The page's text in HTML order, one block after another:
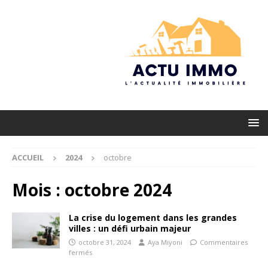
ACCUEIL 2024 octobre
Mois : octobre 2024
La crise du logement dans les grandes
villes : un défi urbain majeur
octobre 31, 2024 Aya Miyoni
Commentaires
fermés